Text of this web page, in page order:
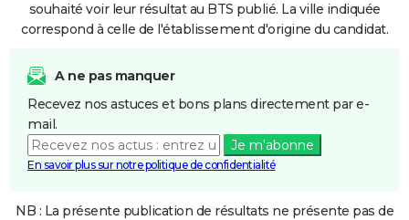
souhaité voir leur résultat au BTS publié. La ville indiquée
correspond à celle de l'établissement d'origine du candidat.
A ne pas manquer
Recevez nos astuces et bons plans directement par e-
mail.
Je m'abonne
En savoir plus sur notre politique de confidentialité
NB : La présente publication de résultats ne présente pas de